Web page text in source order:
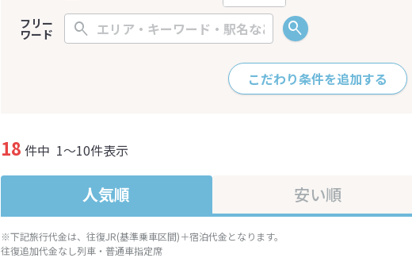
フリー
ワード
こだわり条件を追加する
18 件中 1～10件表示
人気順 安い順
※下記旅行代金は、往復JR(基準乗車区間)＋宿泊代金となります。
往復追加代金なし列車・普通車指定席